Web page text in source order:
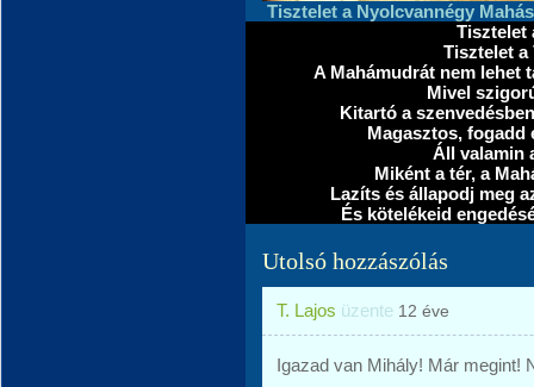
Tisztelet a Nyolcvannégy
Tisztelet
Tisztelet a
A Mahámudrát nem lehet
Mivel
Kitartó a
Magasztos, fogadd
Áll valamin
Miként a tér, a
Lazíts és állapodj meg
És kötelékeid
Utolsó hozzászólás
T. Lajos üzente 12 éve
Igazad van Mihály! Már megint!